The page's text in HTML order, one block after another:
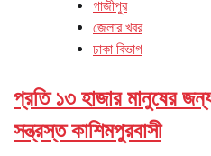
গাজীপুর
জেলার খবর
ঢাকা বিভাগ
প্রতি ১৩ হাজার মানুষের
সন্ত্রস্ত কাশিমপুরবাসী